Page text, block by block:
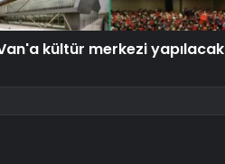
kültür merkezi yapılacak